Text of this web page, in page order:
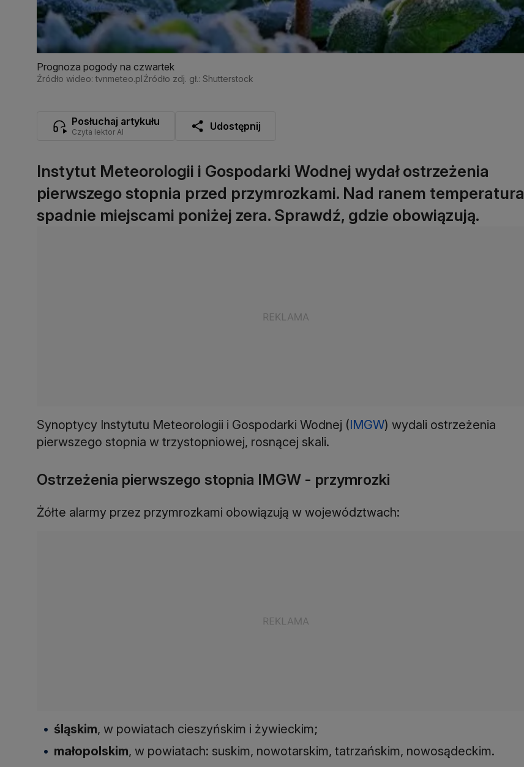
Prognoza pogody na czwartek
Źródło wideo: tvnmeteo.plŹródło zdj. gł.: Shutterstock
Posłuchaj artykułu
Czyta lektor AI Udostępnij
Instytut Meteorologii i Gospodarki Wodnej wydał ostrzeżenia
pierwszego stopnia przed przymrozkami. Nad ranem temperatura
spadnie miejscami poniżej zera. Sprawdź, gdzie obowiązują.
Synoptycy Instytutu Meteorologii i Gospodarki Wodnej (IMGW) wydali ostrzeżenia
pierwszego stopnia w trzystopniowej, rosnącej skali.
Ostrzeżenia pierwszego stopnia IMGW - przymrozki
Żółte alarmy przez przymrozkami obowiązują w województwach:
śląskim, w powiatach cieszyńskim i żywieckim;
małopolskim, w powiatach: suskim, nowotarskim, tatrzańskim, nowosądeckim.